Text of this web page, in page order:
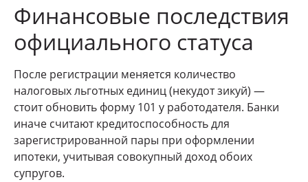
Финансовые последствия
официального статуса
После регистрации меняется количество
налоговых льготных единиц (некудот зикуй) —
стоит обновить форму 101 у работодателя. Банки
иначе считают кредитоспособность для
зарегистрированной пары при оформлении
ипотеки, учитывая совокупный доход обоих
супругов.